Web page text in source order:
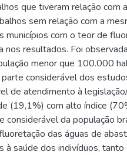
que tiveram relação com
sem relação com a
municípios com o teor de
nos resultados. Foi
menor que 100.000
considerável dos
de atendimento à
(19,1%) com alto índice
considerável da população
das águas de
à saúde dos indivíduos,